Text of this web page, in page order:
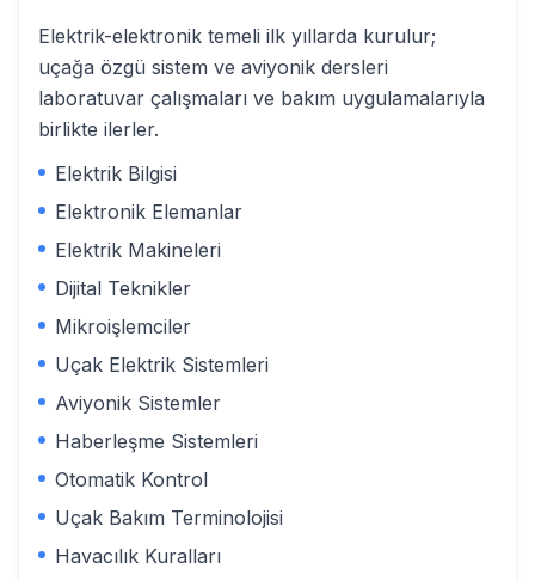
Elektrik-elektronik temeli ilk yıllarda kurulur;
uçağa özgü sistem ve aviyonik dersleri
laboratuvar çalışmaları ve bakım uygulamalarıyla
birlikte ilerler.
Elektrik Bilgisi
Elektronik Elemanlar
Elektrik Makineleri
Dijital Teknikler
Mikroişlemciler
Uçak Elektrik Sistemleri
Aviyonik Sistemler
Haberleşme Sistemleri
Otomatik Kontrol
Uçak Bakım Terminolojisi
Havacılık Kuralları